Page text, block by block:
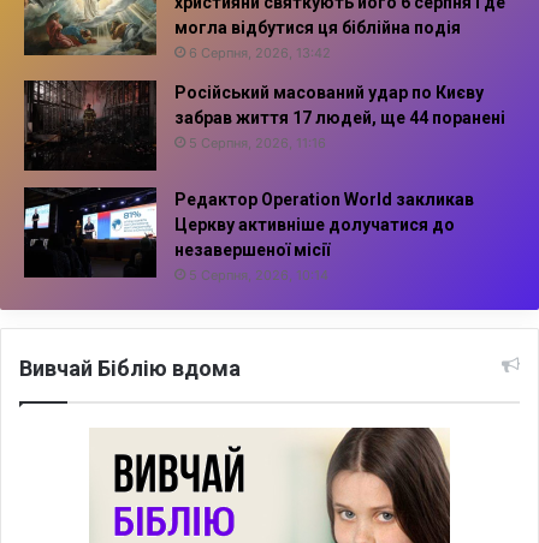
могла відбутися ця біблійна подія
6 Серпня, 2026, 13:42
Російський масований удар по Києву
забрав життя 17 людей, ще 44 поранені
5 Серпня, 2026, 11:16
Редактор Operation World закликав
Церкву активніше долучатися до
незавершеної місії
5 Серпня, 2026, 10:14
Вивчай Біблію вдома